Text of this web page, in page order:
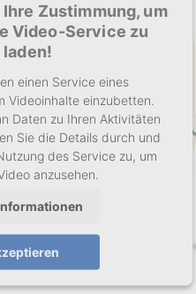
Zustimmung, um
Video-Service zu
laden!
einen Service eines
Videoinhalte einzubetten.
Daten zu Ihren Aktivitäten
Sie die Details durch und
des Service zu, um
anzusehen.